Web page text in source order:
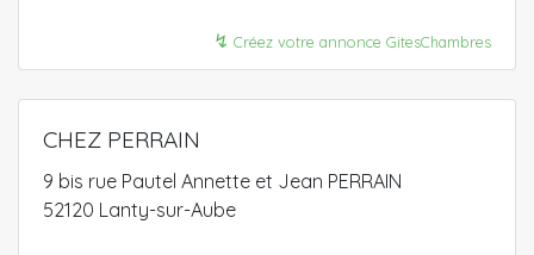
↯ Créez votre annonce GitesChambres
CHEZ PERRAIN
9 bis rue Pautel Annette et Jean PERRAIN
52120 Lanty-sur-Aube